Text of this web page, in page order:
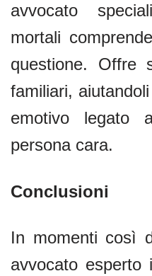
avvocato
mortali
questione. Offre
familiari,
emotivo legato
persona cara.
Conclusioni
In momenti così
avvocato esperto